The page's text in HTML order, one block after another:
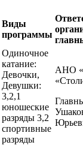
Виды
программы
Одиночное
катание:
Девочки,
Девушки:
3,2,1
юношеские
разряды 3,2
спортивные
разряды
АНО